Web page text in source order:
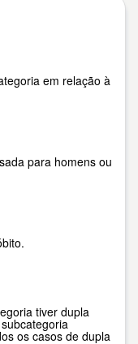
em relação à
para homens ou
tiver dupla
os casos de dupla